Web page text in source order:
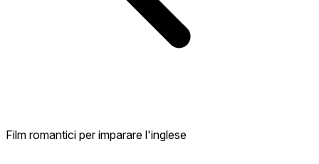
Film romantici per imparare l'inglese